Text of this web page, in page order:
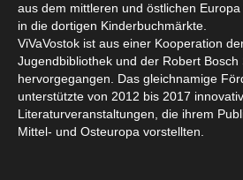
aus dem mittleren und östlichen
in die dortigen Kinderbuchmärkte.
ViVaVostok ist aus einer Kooperation
Jugendbibliothek und der Robert Bosch
hervorgegangen. Das gleichnamige
unterstützte von 2012 bis 2017
Literaturveranstaltungen, die ihrem
Mittel- und Osteuropa vorstellten.